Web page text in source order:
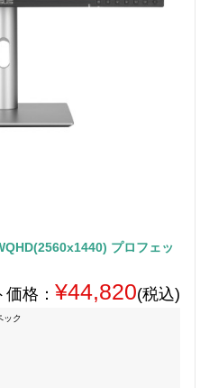
プロフェッ
格： ¥44,820(税込)
ック